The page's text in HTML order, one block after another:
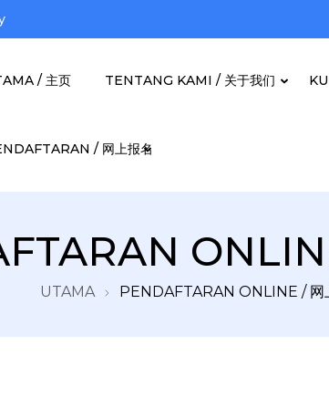
/ 主页 TENTANG KAMI / 关于我们
/ 网上报名
UTAMA PENDAFTARAN ONLINE / 网